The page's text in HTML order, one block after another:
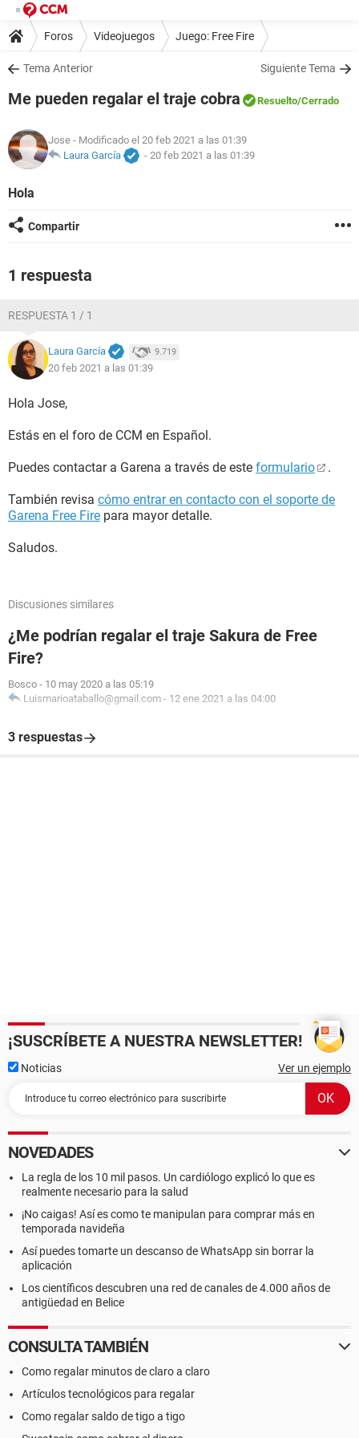
Foros Videojuegos Juego: Free Fire
Tema Anterior Siguiente Tema
Me pueden regalar el traje cobra Resuelto/Cerrado
Jose - Modificado el 20 feb 2021 a las 01:39
Laura García
- 20 feb 2021 a las 01:39
Hola
Compartir
1 respuesta
RESPUESTA 1 / 1
Laura García 9.719
20 feb 2021 a las 01:39
Hola Jose,
Estás en el foro de CCM en Español.
Puedes contactar a Garena a través de este formulario .
También revisa cómo entrar en contacto con el soporte de
Garena Free Fire para mayor detalle.
Saludos.
Discusiones similares
¿Me podrían regalar el traje Sakura de Free
Fire?
Bosco - 10 may 2020 a las 05:19
Luismarioataballo@gmail.com - 12 ene 2021 a las 04:00
3 respuestas
¡SUSCRÍBETE A NUESTRA NEWSLETTER!
Noticias Ver un ejemplo
NOVEDADES
La regla de los 10 mil pasos. Un cardiólogo explicó lo que es
realmente necesario para la salud
¡No caigas! Así es como te manipulan para comprar más en
temporada navideña
Así puedes tomarte un descanso de WhatsApp sin borrar la
aplicación
Los científicos descubren una red de canales de 4.000 años de
antigüedad en Belice
CONSULTA TAMBIÉN
Como regalar minutos de claro a claro
Artículos tecnológicos para regalar
Como regalar saldo de tigo a tigo